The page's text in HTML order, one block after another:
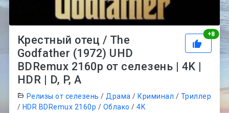
+8
Крестный отец / The
Godfather (1972) UHD
BDRemux 2160p от селезень | 4K |
HDR | D, P, A
Релизы от селезень / Драма / Криминал / Триллер
/ HDR BDRemux 2160p / Облако /4K